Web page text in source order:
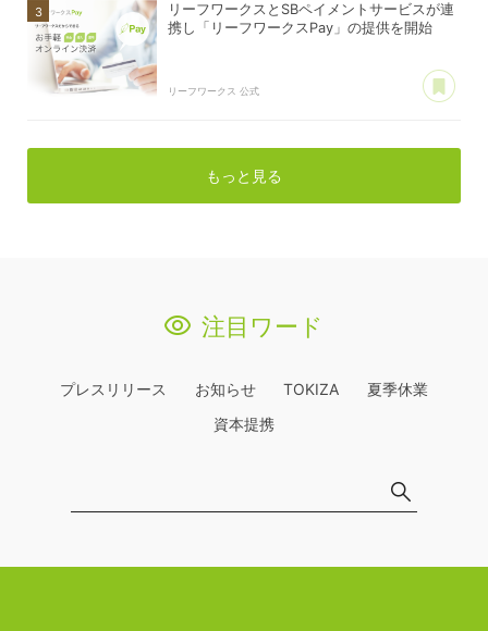
リーフワークスとSBペイメントサービスが連
携し「リーフワークスPay」の提供を開始
リーフワークス 公式
もっと見る
注目ワード
プレスリリース お知らせ TOKIZA
夏季休業
資本提携